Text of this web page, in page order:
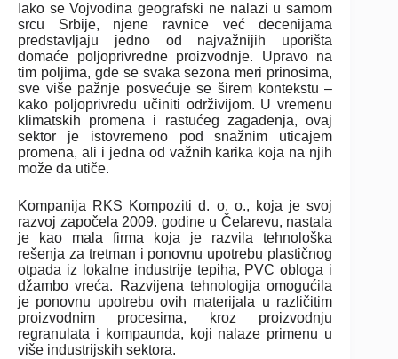
Iako se Vojvodina geografski ne nalazi u samom
srcu Srbije, njene ravnice već decenijama
predstavljaju jedno od najvažnijih uporišta
domaće poljoprivredne proizvodnje. Upravo na
tim poljima, gde se svaka sezona meri prinosima,
sve više pažnje posvećuje se širem kontekstu –
kako poljoprivredu učiniti održivijom. U vremenu
klimatskih promena i rastućeg zagađenja, ovaj
sektor je istovremeno pod snažnim uticajem
promena, ali i jedna od važnih karika koja na njih
može da utiče.
Kompanija RKS Kompoziti d. o. o., koja je svoj
razvoj započela 2009. godine u Čelarevu, nastala
je kao mala firma koja je razvila tehnološka
rešenja za tretman i ponovnu upotrebu plastičnog
otpada iz lokalne industrije tepiha, PVC obloga i
džambo vreća. Razvijena tehnologija omogućila
je ponovnu upotrebu ovih materijala u različitim
proizvodnim procesima, kroz proizvodnju
regranulata i kompaunda, koji nalaze primenu u
više industrijskih sektora.